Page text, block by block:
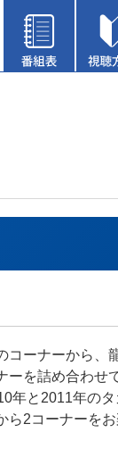
コーナーから、
ーを詰め合わせ
年と2011年の
ら2コーナーを